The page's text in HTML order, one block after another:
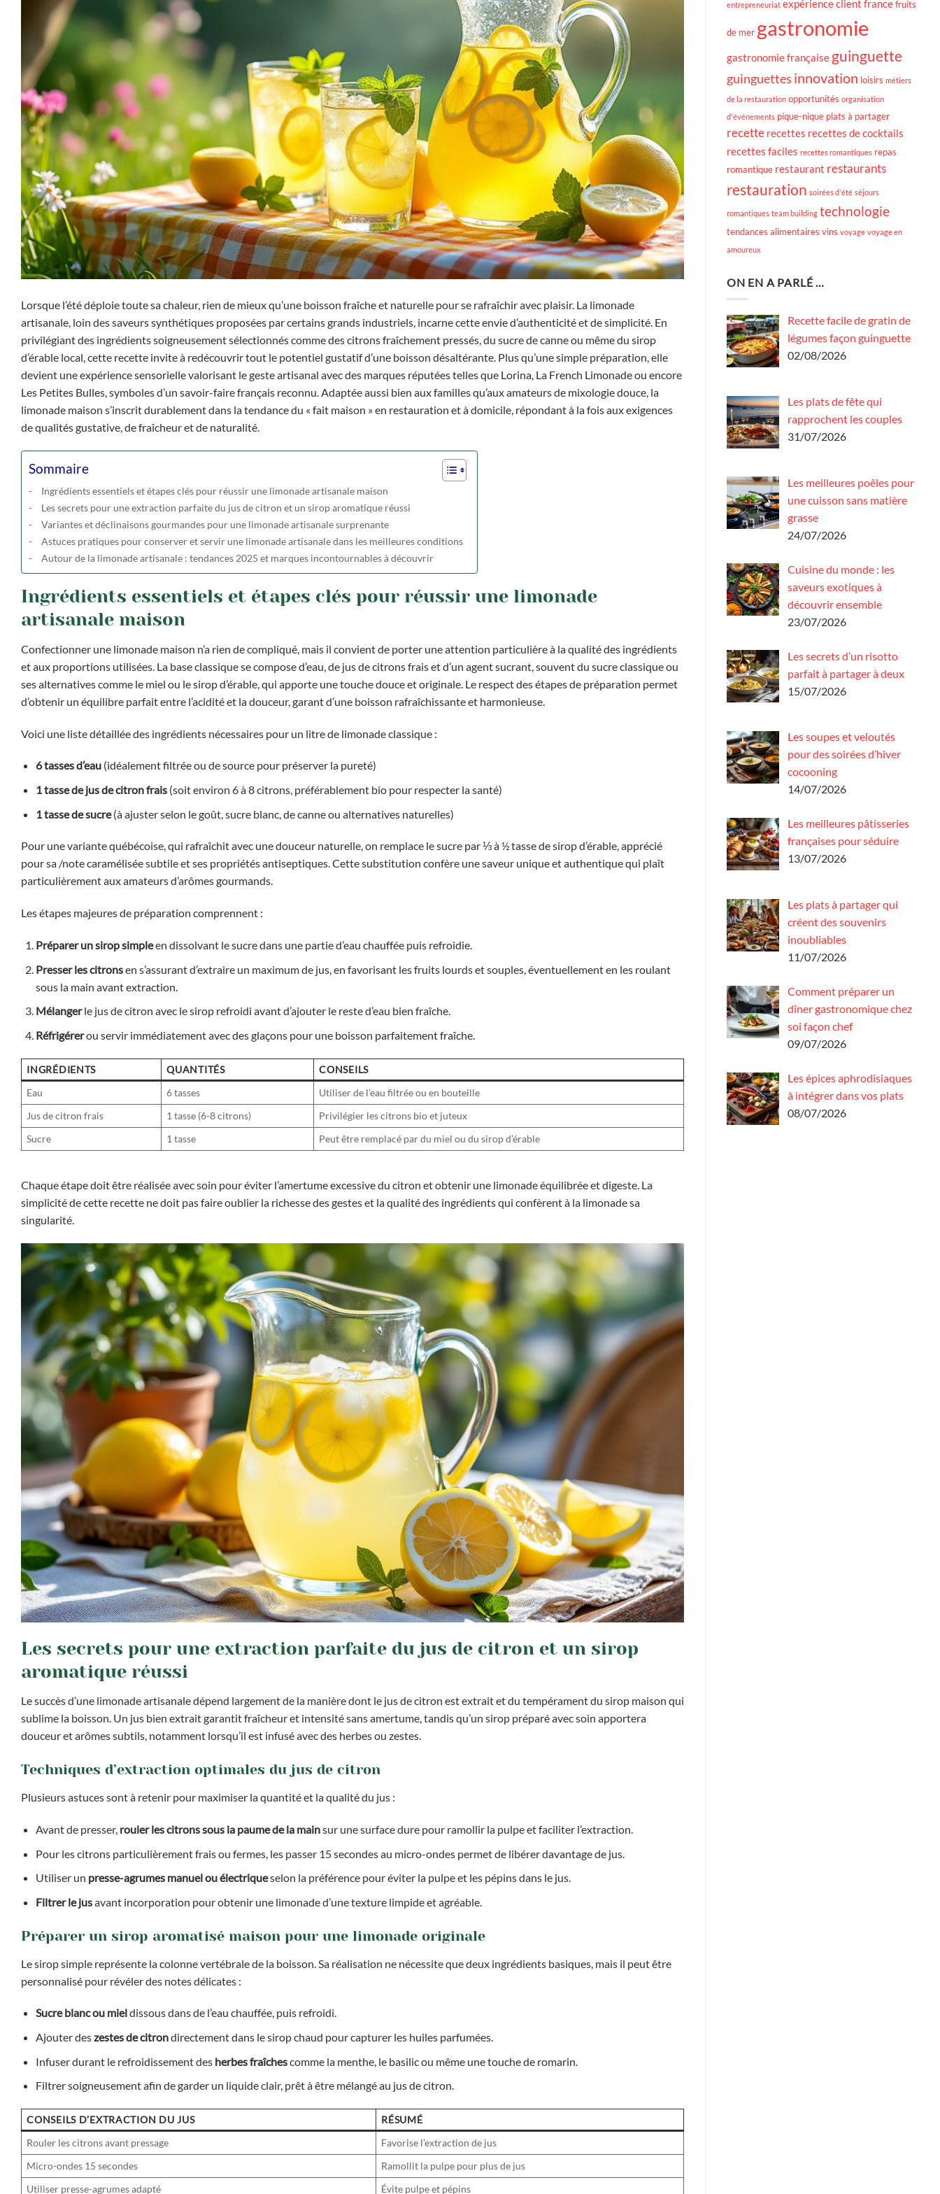
Lorsque l’été déploie toute sa chaleur, rien de mieux qu’une boisson fraîche et naturelle pour se rafraîchir avec plaisir. La limonade
artisanale, loin des saveurs synthétiques proposées par certains grands industriels, incarne cette envie d’authenticité et de simplicité. En
privilégiant des ingrédients soigneusement sélectionnés comme des citrons fraîchement pressés, du sucre de canne ou même du sirop
d’érable local, cette recette invite à redécouvrir tout le potentiel gustatif d’une boisson désaltérante. Plus qu’une simple préparation, elle
devient une expérience sensorielle valorisant le geste artisanal avec des marques réputées telles que Lorina, La French Limonade ou encore
Les Petites Bulles, symboles d’un savoir-faire français reconnu. Adaptée aussi bien aux familles qu’aux amateurs de mixologie douce, la
limonade maison s’inscrit durablement dans la tendance du « fait maison » en restauration et à domicile, répondant à la fois aux exigences
de qualités gustative, de fraîcheur et de naturalité.
Sommaire
Ingrédients essentiels et étapes clés pour réussir une limonade artisanale maison
Les secrets pour une extraction parfaite du jus de citron et un sirop aromatique réussi
Variantes et déclinaisons gourmandes pour une limonade artisanale surprenante
Astuces pratiques pour conserver et servir une limonade artisanale dans les meilleures conditions
Autour de la limonade artisanale : tendances 2025 et marques incontournables à découvrir
Ingrédients essentiels et étapes clés pour réussir une limonade
artisanale maison
Confectionner une limonade maison n’a rien de compliqué, mais il convient de porter une attention particulière à la qualité des ingrédients
et aux proportions utilisées. La base classique se compose d’eau, de jus de citrons frais et d’un agent sucrant, souvent du sucre classique ou
ses alternatives comme le miel ou le sirop d’érable, qui apporte une touche douce et originale. Le respect des étapes de préparation permet
d’obtenir un équilibre parfait entre l’acidité et la douceur, garant d’une boisson rafraîchissante et harmonieuse.
Voici une liste détaillée des ingrédients nécessaires pour un litre de limonade classique :
6 tasses d’eau(idéalement filtrée ou de source pour préserver la pureté)
1 tasse de jus de citron frais(soit environ 6 à 8 citrons, préférablement bio pour respecter la santé)
1 tasse de sucre(à ajuster selon le goût, sucre blanc, de canne ou alternatives naturelles)
Pour une variante québécoise, qui rafraîchit avec une douceur naturelle, on remplace le sucre par ⅓ à ½ tasse de sirop d’érable, apprécié
pour sa /note caramélisée subtile et ses propriétés antiseptiques. Cette substitution confère une saveur unique et authentique qui plaît
particulièrement aux amateurs d’arômes gourmands.
Les étapes majeures de préparation comprennent :
Préparer un sirop simpleen dissolvant le sucre dans une partie d’eau chauffée puis refroidie.
Presser les citronsen s’assurant d’extraire un maximum de jus, en favorisant les fruits lourds et souples, éventuellement en les roulant
sous la main avant extraction.
Mélangerle jus de citron avec le sirop refroidi avant d’ajouter le reste d’eau bien fraîche.
Réfrigérerou servir immédiatement avec des glaçons pour une boisson parfaitement fraîche.
INGRÉDIENTS QUANTITÉS
CONSEILS
Eau
6 tasses
Utiliser de l’eau filtrée ou en bouteille
Jus de citron frais
1 tasse (6-8 citrons)
Privilégier les citrons bio et juteux
Sucre
1 tasse Peut être remplacé par du miel ou du sirop d’érable
Chaque étape doit être réalisée avec soin pour éviter l’amertume excessive du citron et obtenir une limonade équilibrée et digeste. La
simplicité de cette recette ne doit pas faire oublier la richesse des gestes et la qualité des ingrédients qui confèrent à la limonade sa
singularité.
Les secrets pour une extraction parfaite du jus de citron et un sirop
aromatique réussi
Le succès d’une limonade artisanale dépend largement de la manière dont le jus de citron est extrait et du tempérament du sirop maison qui
sublime la boisson. Un jus bien extrait garantit fraîcheur et intensité sans amertume, tandis qu’un sirop préparé avec soin apportera
douceur et arômes subtils, notamment lorsqu’il est infusé avec des herbes ou zestes.
Techniques d’extraction optimales du jus de citron
Plusieurs astuces sont à retenir pour maximiser la quantité et la qualité du jus :
Avant de presser, rouler les citrons sous la paume de la mainsur une surface dure pour ramollir la pulpe et faciliter l’extraction.
Pour les citrons particulièrement frais ou fermes, les passer 15 secondes au micro-ondes permet de libérer davantage de jus.
Utiliser un presse-agrumes manuel ou électriqueselon la préférence pour éviter la pulpe et les pépins dans le jus.
Filtrer le jusavant incorporation pour obtenir une limonade d’une texture limpide et agréable.
Préparer un sirop aromatisé maison pour une limonade originale
Le sirop simple représente la colonne vertébrale de la boisson. Sa réalisation ne nécessite que deux ingrédients basiques, mais il peut être
personnalisé pour révéler des notes délicates :
Sucre blanc ou mieldissous dans de l’eau chauffée, puis refroidi.
Ajouter deszestes de citrondirectement dans le sirop chaud pour capturer les huiles parfumées.
Infuser durant le refroidissement des herbes fraîchescomme la menthe, le basilic ou même une touche de romarin.
Filtrer soigneusement afin de garder un liquide clair, prêt à être mélangé au jus de citron.
CONSEILS D’EXTRACTION DU JUS
RÉSUMÉ
Rouler les citrons avant pressage
Favorise l’extraction de jus
Micro-ondes 15 secondes
Ramollit la pulpe pour plus de jus
Utiliser presse-agrumes adapté
Évite pulpe et pépins
entrepreneuriat expérience client francefruits
de mer gastronomie
gastronomie française guinguette
guinguettes innovation loisirs métiers
de la restauration opportunités organisation
d'événements pique-nique plats à partager
recette recettes recettes de cocktails
recettes faciles recettes romantiques repas
romantique restaurant restaurants
restauration soirées d'été séjours
romantiques team building technologie
tendances alimentaires vins voyage voyage en
amoureux
ON EN A PARLÉ …
Recette facile de gratin de
légumes façon guinguette
02/08/2026
Les plats de fête qui
rapprochent les couples
31/07/2026
Les meilleures poêles pour
une cuisson sans matière
grasse
24/07/2026
Cuisine du monde : les
saveurs exotiques à
découvrir ensemble
23/07/2026
Les secrets d’un risotto
parfait à partager à deux
15/07/2026
Les soupes et veloutés
pour des soirées d’hiver
cocooning
14/07/2026
Les meilleures pâtisseries
françaises pour séduire
13/07/2026
Les plats à partager qui
créent des souvenirs
inoubliables
11/07/2026
Comment préparer un
dîner gastronomique chez
soi façon chef
09/07/2026
Les épices aphrodisiaques
à intégrer dans vos plats
08/07/2026